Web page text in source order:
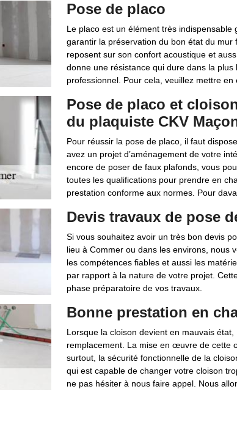
Pose de placo
Le placo est un élément très
garantir la préservation du bon état du mur
reposent sur son confort acoustique et
donne une résistance qui dure dans la
professionnel. Pour cela, veuillez mettre
Pose de placo et
du plaquiste CKV
Pour réussir la pose de placo, il faut
avez un projet d’aménagement de votre
encore de poser de faux plafonds, vous
toutes les qualifications pour prendre en
prestation conforme aux normes. Pour
Devis travaux de pose
Si vous souhaitez avoir un très bon devis
lieu à Commer ou dans les environs, nous
les compétences fiables et aussi les
par rapport à la nature de votre projet.
phase préparatoire de vos travaux.
Bonne prestation en
Lorsque la cloison devient en mauvais
remplacement. La mise en œuvre de cette
surtout, la sécurité fonctionnelle de la
qui est capable de changer votre cloison
ne pas hésiter à nous faire appel. Nous